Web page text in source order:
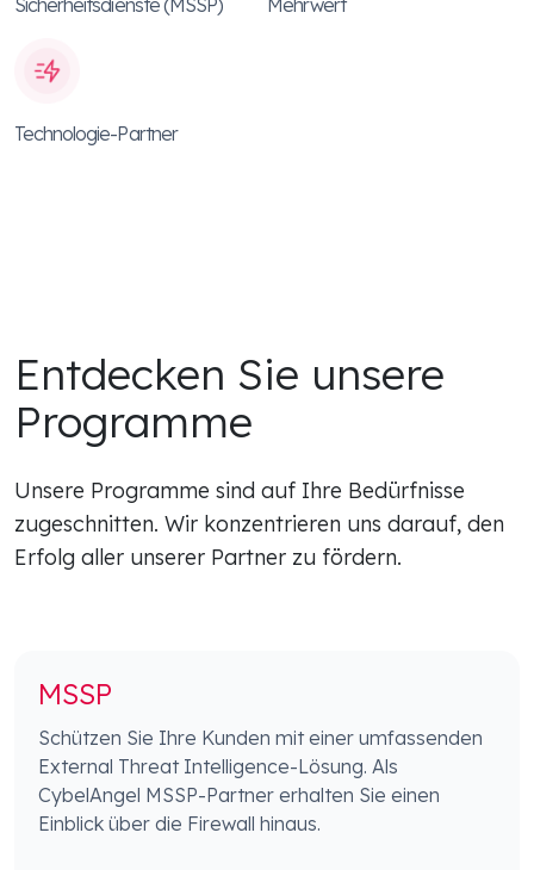
Sicherheitsdienste (MSSP) Mehrwert
Technologie-Partner
Entdecken Sie unsere
Programme
Unsere Programme sind auf Ihre Bedürfnisse
zugeschnitten. Wir konzentrieren uns darauf, den
Erfolg aller unserer Partner zu fördern.
MSSP
Schützen Sie Ihre Kunden mit einer umfassenden
External Threat Intelligence-Lösung. Als
CybelAngel MSSP-Partner erhalten Sie einen
Einblick über die Firewall hinaus.